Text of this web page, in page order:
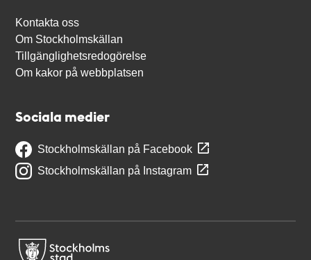
Kontakta oss
Om Stockholmskällan
Tillgänglighetsredogörelse
Om kakor på webbplatsen
Sociala medier
Stockholmskällan på Facebook
Stockholmskällan på Instagram